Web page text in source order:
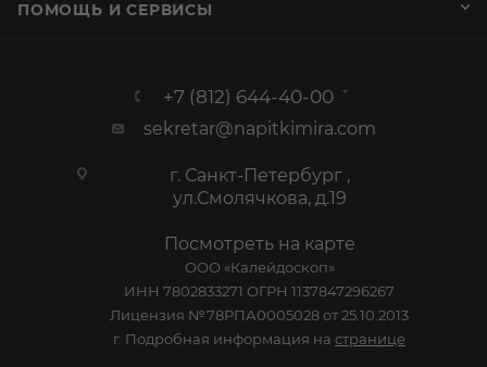
ПОМОЩЬ И СЕРВИСЫ
+7 (812) 644-40-00
sekretar@napitkimira.com
г. Санкт-Петербург ,
ул.Смолячкова, д.19
Посмотреть на карте
ООО «Калейдоскоп»
ИНН 7802833271 ОГРН 1137847296267
Лицензия №78РПА0005028 от 25.10.2013
г. Подробная информация на странице